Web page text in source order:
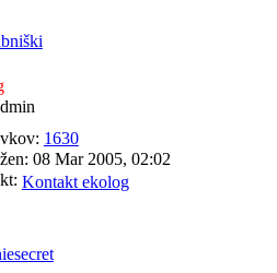
1630
08 Mar 2005, 02:02
Kontakt ekolog